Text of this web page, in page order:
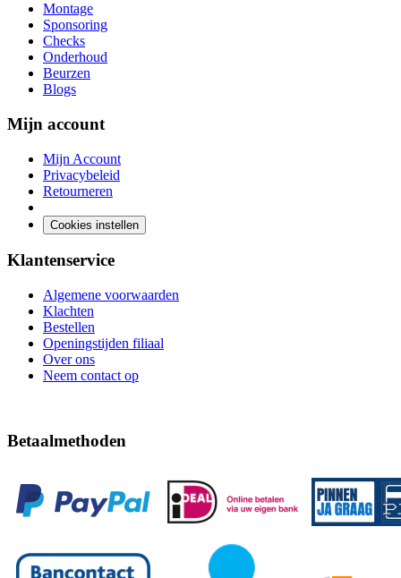
Montage
Sponsoring
Checks
Onderhoud
Beurzen
Blogs
Mijn account
Mijn Account
Privacybeleid
Retourneren
Cookies instellen
Klantenservice
Algemene voorwaarden
Klachten
Bestellen
Openingstijden filiaal
Over ons
Neem contact op
Betaalmethoden